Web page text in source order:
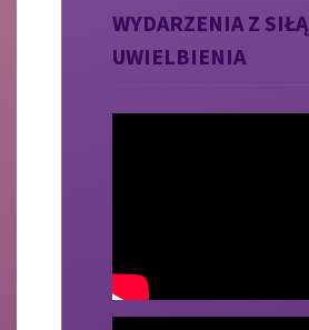
WYDARZENIA Z SIŁĄ
UWIELBIENIA